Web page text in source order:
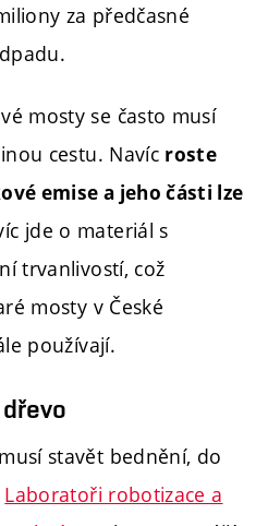
za předčasné
mosty se často musí
cestu. Navíc roste
emise a jeho části lze
jde o materiál s
trvanlivostí, což
mosty v České
používají.
stavět bednění, do
Laboratoři robotizace a